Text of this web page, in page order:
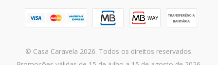
© Casa Caravela 2026. Todos os direitos reservados.